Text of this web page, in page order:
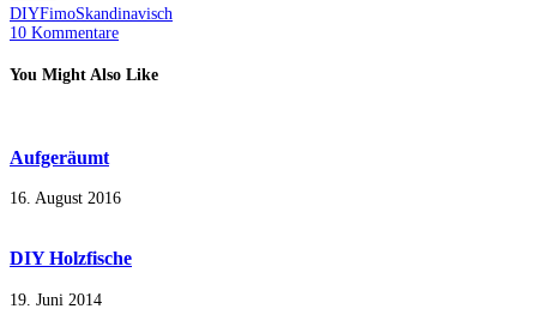
DIYFimoSkandinavisch
10 Kommentare
You Might Also Like
Aufgeräumt
16. August 2016
DIY Holzfische
19. Juni 2014